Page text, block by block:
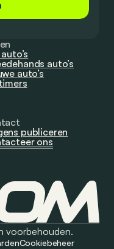
auto’s
auto’s
publiceren
ons
voorbehouden.
Cookiebeheer